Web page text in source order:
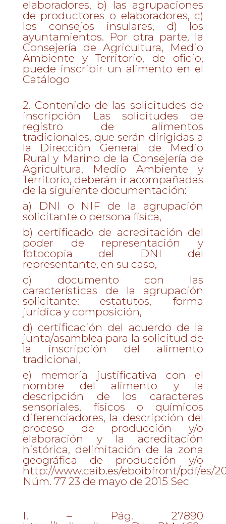
elaboradores, b) las agrupaciones
de productores o elaboradores, c)
los consejos insulares, d) los
ayuntamientos. Por otra parte, la
Consejería de Agricultura, Medio
Ambiente y Territorio, de oficio,
puede inscribir un alimento en el
Catálogo
2. Contenido de las solicitudes de
inscripción Las solicitudes de
registro de alimentos
tradicionales, que serán dirigidas a
la Dirección General de Medio
Rural y Marino de la Consejería de
Agricultura, Medio Ambiente y
Territorio, deberán ir acompañadas
de la siguiente documentación:
a) DNI o NIF de la agrupación
solicitante o persona física,
b) certificado de acreditación del
poder de representación y
fotocopia del DNI del
representante, en su caso,
c) documento con las
características de la agrupación
solicitante: estatutos, forma
jurídica y composición,
d) certificación del acuerdo de la
junta/asamblea para la solicitud de
la inscripción del alimento
tradicional,
e) memoria justificativa con el
nombre del alimento y la
descripción de los caracteres
sensoriales, físicos o químicos
diferenciadores, la descripción del
proceso de producción y/o
elaboración y la acreditación
histórica, delimitación de la zona
geográfica de producción y/o
http://www.caib.es/eboibfront/pdf/es/
Núm. 77 23 de mayo de 2015 Sec
I. – Pág. 27890